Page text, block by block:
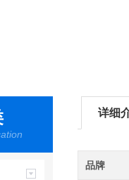
详细
品牌